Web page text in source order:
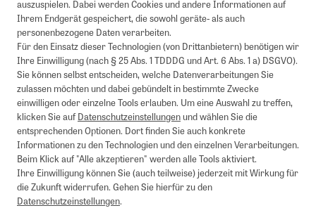
auszuspielen. Dabei werden Cookies und andere Informationen auf
Ihrem Endgerät gespeichert, die sowohl geräte- als auch
personenbezogene Daten verarbeiten.
Für den Einsatz dieser Technologien (von Drittanbietern) benötigen wir
Ihre Einwilligung (nach § 25 Abs. 1 TDDDG und Art. 6 Abs. 1 a) DSGVO).
Sie können selbst entscheiden, welche Datenverarbeitungen Sie
zulassen möchten und dabei gebündelt in bestimmte Zwecke
einwilligen oder einzelne Tools erlauben. Um eine Auswahl zu treffen,
klicken Sie aufDatenschutzeinstellungenund wählen Sie die
entsprechenden Optionen. Dort finden Sie auch konkrete
Informationen zu den Technologien und den einzelnen Verarbeitungen.
Beim Klick auf "Alle akzeptieren" werden alle Tools aktiviert.
Ihre Einwilligung können Sie (auch teilweise) jederzeit mit Wirkung für
die Zukunft widerrufen. Gehen Sie hierfür zu den
Datenschutzeinstellungen.